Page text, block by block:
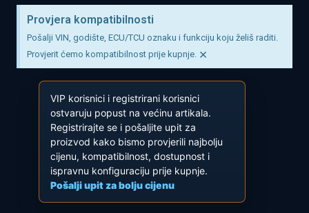
Provjera kompatibilnosti
Pošalji VIN, godište, ECU/TCU oznaku i funkciju koju želiš raditi.
Provjerit ćemo kompatibilnost prije kupnje. ×
VIP korisnici i registrirani korisnici
ostvaruju popust na većinu artikala.
Registrirajte se i pošaljite upit za
proizvod kako bismo provjerili najbolju
cijenu, kompatibilnost, dostupnost i
ispravnu konfiguraciju prije kupnje.
Pošalji upit za bolju cijenu